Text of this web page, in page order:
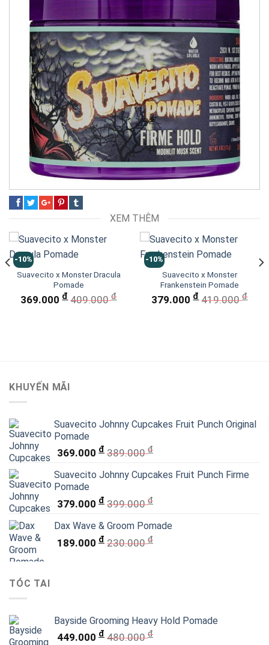
XEM THÊM
-10%
Suavecito x Monster Dracula
Pomade
369.000đ 409.000đ
-10%
Suavecito x Monster
Frankenstein Pomade
379.000đ 419.000đ
KHUYẾN MÃI
Suavecito Johnny Cupcakes Fruit Punch Original
Pomade
369.000 đ 389.000đ
Suavecito Johnny Cupcakes Fruit Punch Firme
Pomade
379.000 đ 399.000đ
Dax Wave & Groom Pomade
189.000 đ 230.000đ
TÓC TAI
Bayside Grooming Heavy Hold Pomade
449.000 đ 480.000đ